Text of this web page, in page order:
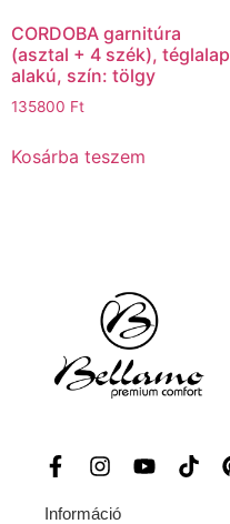
CORDOBA garnitúra
(asztal + 4 szék), téglalap
alakú, szín: tölgy
135800 Ft
Kosárba teszem
Információ